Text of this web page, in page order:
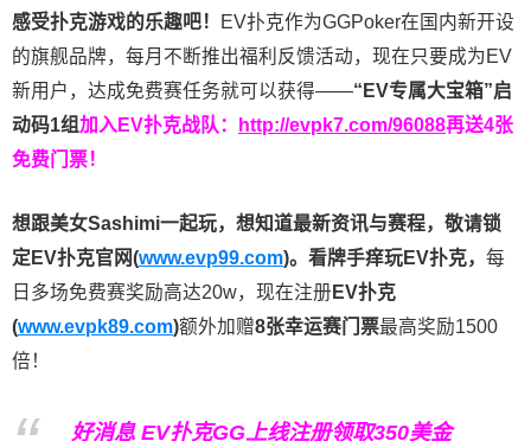
感受扑克游戏的乐趣吧！
EV扑克作为GGPoker在国内新开设
的旗舰品牌，每月不断推出福利反馈活动，现在只要成为EV
新用户，达成免费赛任务就可以获得——“EV专属大宝箱”启
动码1组加入EV扑克战队： http://evpk7.com/96088再送4张
免费门票！
想跟美女Sashimi一起玩， 想知道最新资讯与赛程， 敬请锁
定EV扑克官网(www.evp99.com)。 看牌手痒玩EV扑克， 每
日多场免费赛奖励高达20w，现在注册 EV扑克
(www.evpk89.com)额外加赠8张幸运赛门票最高奖励1500
倍！
好消息 EV扑克GG上线注册领取350美金